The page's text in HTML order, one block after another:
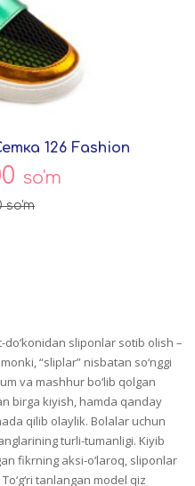
126 Fashion
so'm
so'm
sliponlar sotib olish –
“sliplar” nisbatan so‘nggi
va mashhur bo‘lib qolgan
birga kiyish, hamda qanday
qilib olaylik. Bolalar uchun
turli-tumanligi. Kiyib
fikrning aksi-o‘laroq, sliponlar
tanlangan model qiz